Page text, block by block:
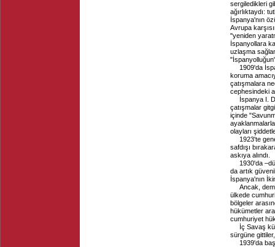
sergiledikleri
ağırlıktaydı:
İspanya'nın
Avrupa
"yeniden
İspanyollara
uzlaşma
1909'da
koruma
çatışmalara
cephesindeki
İspanya I.
çatışmalar
içinde
olayları
1923'te
safdışı
askıya alındı.
1930'da
da artık
İspanya'nın
Ancak,
ülkede
bölgeler
hükümetler
cumhuriyet
İç Savaş
sürgüne
1939'da